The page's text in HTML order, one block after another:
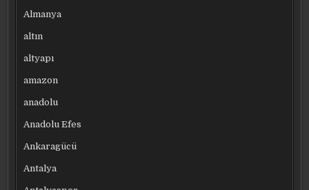
Almanya
altın
altyapı
amazon
anadolu
Anadolu Efes
Ankaragücü
Antalya